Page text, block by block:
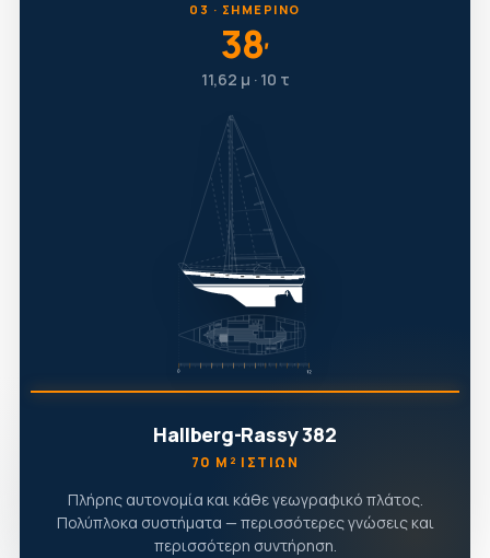
03 · ΣΗΜΕΡΙΝΌ
38′
11,62 μ · 10 τ
Hallberg-Rassy 382
70 Μ² ΙΣΤΊΩΝ
Πλήρης αυτονομία και κάθε γεωγραφικό πλάτος.
Πολύπλοκα συστήματα — περισσότερες γνώσεις και
περισσότερη συντήρηση.